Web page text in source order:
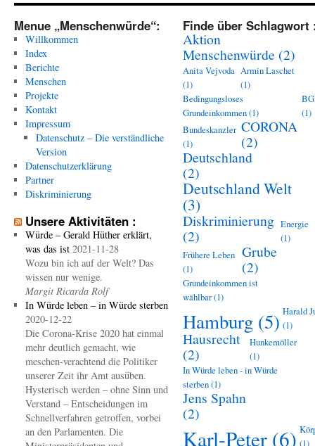
Menue „Menschenwürde“:
Willkommen
Index
Berichte
Menschen
Projekte
Kontakt
Impressum
Datenschutz – Die verständliche
Version
Datenschutzerklärung
Partner
Diskriminierung
Unsere Aktivitäten :
Würde – Gerald Hüther erklärt,
was das ist 2021-11-28
Wozu bin ich auf der Welt? Das
wissen nur wenige.
Margit Ricarda Rolf
In Würde leben – in Würde sterben
2020-12-22
Die Corona-Krise 2020 hat einmal
mehr deutlich gemacht, wie
meschen-verachtend die Politiker
unserer Zeit ihr Amt ausüben.
Hysterisch werden – ohne Sinn und
Verstand – Entscheidungen im
Schnellverfahren getroffen, vorbei
an den Parlamenten. Die
Finde über Schlagwort
Aktion
Menschenwürde (2)
Anita Vejvoda
(1)
Armin Laschet
(1)
Bedingungsloses
Grundeinkommen(1)
(1)
Bundeskanzler
(1)
CORONA
(2)
Deutschland
(2)
Deutschland Welt
(3)
Diskriminierung
(2)
Energie
(1)
Frühere Leben
(1)
Grube
(2)
Grundeinkommen ist
wählbar(1)
Hamburg (5) Harald
(1)
Hausrecht
(2)
Hunkemöller
(1)
In Würde leben - in Würde
sterben(1)
Jens Spahn
(2)
Karl-Peter (6) (1)